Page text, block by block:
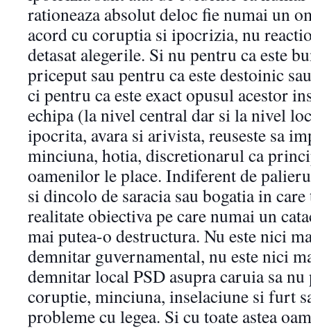
rationeaza absolut deloc fie numai un
acord cu coruptia si ipocrizia, nu
detasat alegerile. Si nu pentru ca este
priceput sau pentru ca este destoinic
ci pentru ca este exact opusul acestor
echipa (la nivel central dar si la nivel
ipocrita, avara si arivista, reuseste sa
minciuna, hotia, discretionarul ca
oamenilor le place. Indiferent de
si dincolo de saracia sau bogatia in
realitate obiectiva pe care numai un
mai putea-o destructura. Nu este nici
demnitar guvernamental, nu este nici
demnitar local PSD asupra caruia sa nu
coruptie, minciuna, inselaciune si furt
probleme cu legea. Si cu toate astea